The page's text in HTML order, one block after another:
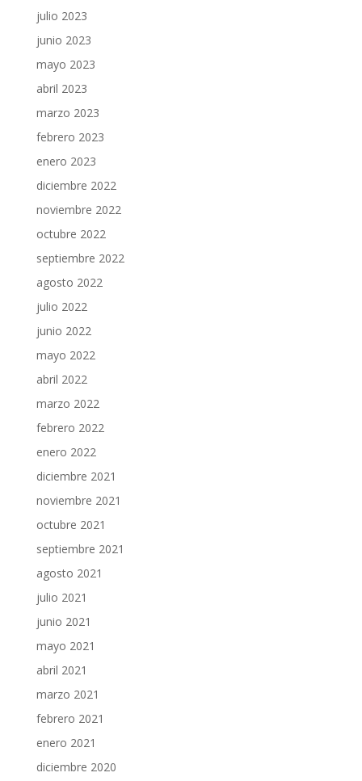
julio 2023
junio 2023
mayo 2023
abril 2023
marzo 2023
febrero 2023
enero 2023
diciembre 2022
noviembre 2022
octubre 2022
septiembre 2022
agosto 2022
julio 2022
junio 2022
mayo 2022
abril 2022
marzo 2022
febrero 2022
enero 2022
diciembre 2021
noviembre 2021
octubre 2021
septiembre 2021
agosto 2021
julio 2021
junio 2021
mayo 2021
abril 2021
marzo 2021
febrero 2021
enero 2021
diciembre 2020